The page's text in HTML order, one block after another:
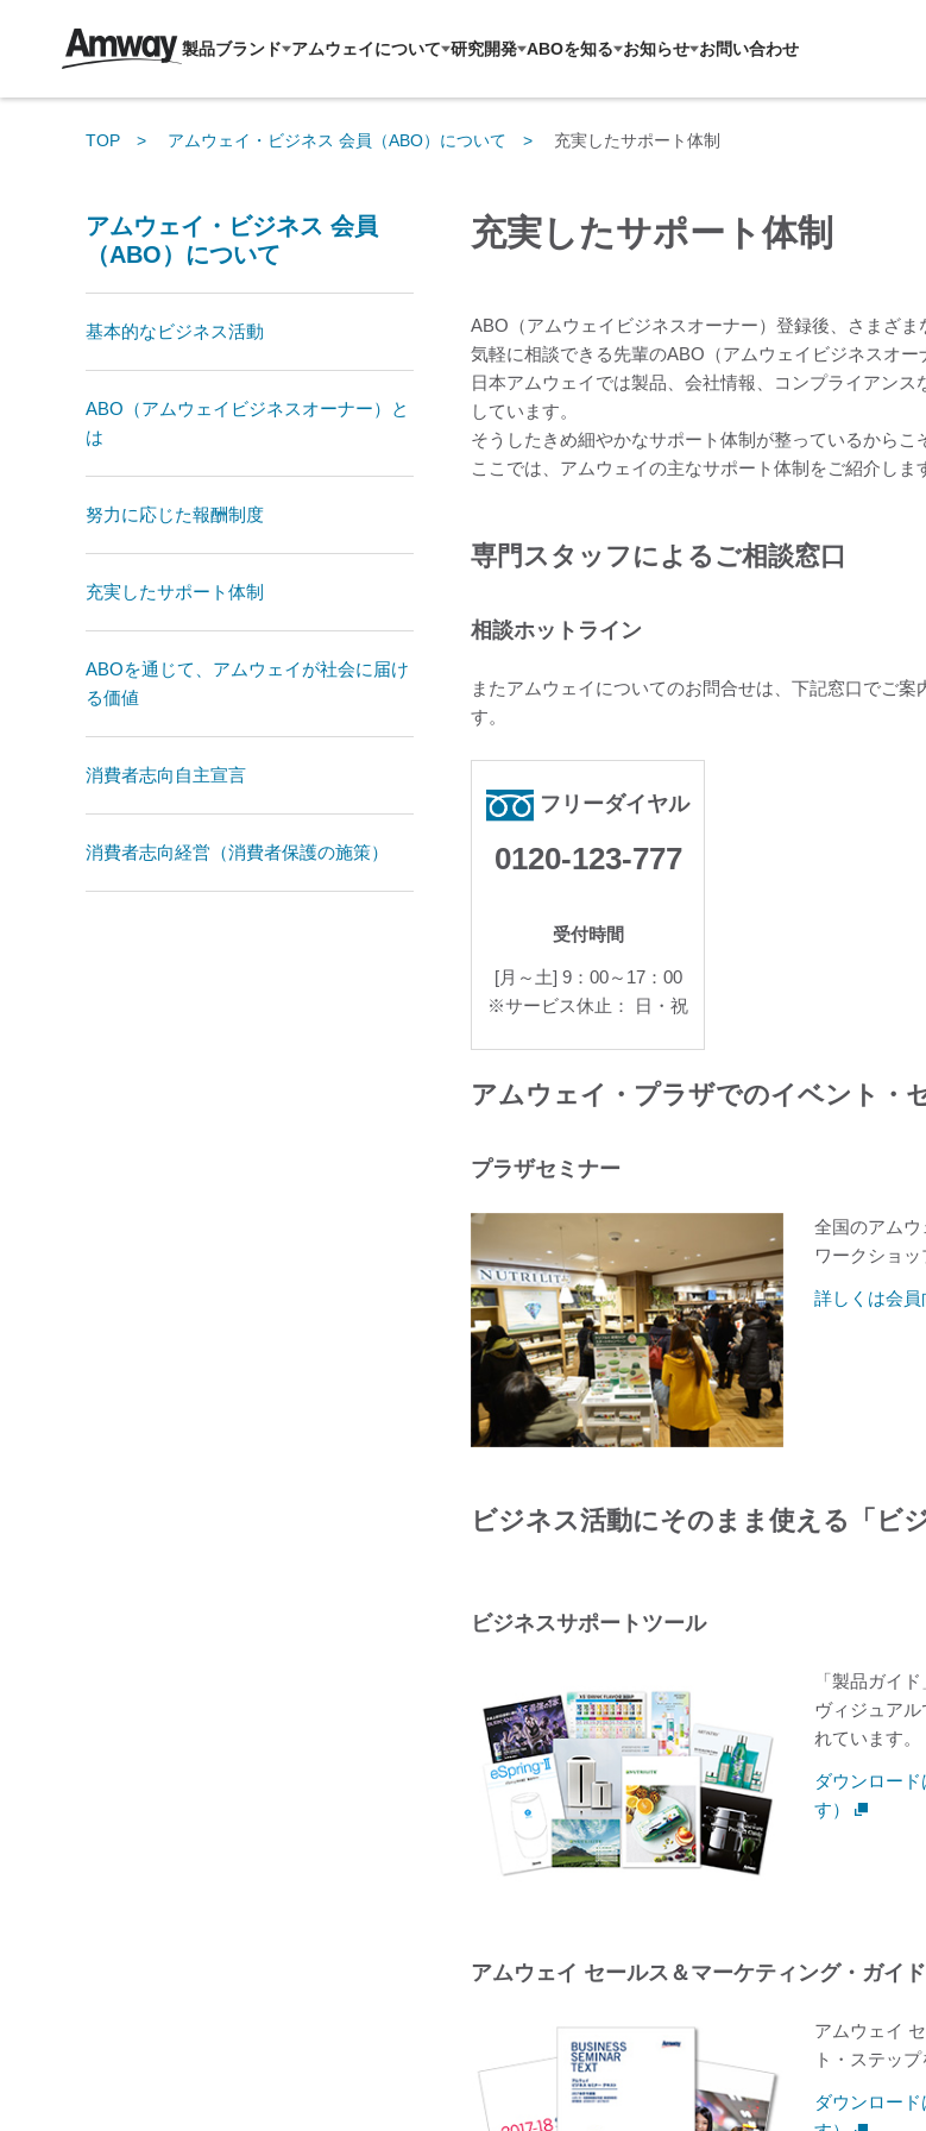
製品ブランド アムウェイについて 研究開発 ABOを知る お知らせ お問い合わせ
TOP アムウェイ・ビジネス 会員（ABO）について 充実したサポート体制
充実したサポート体制
ABO（アムウェイビジネスオーナー）登録後、さまざま
気軽に相談できる先輩のABO（アムウェイビジネスオー
日本アムウェイでは製品、会社情報、コンプライアン
しています。
そうしたきめ細やかなサポート体制が整っているから
ここでは、アムウェイの主なサポート体制をご紹介しま
専門スタッフによるご相談窓口
相談ホットライン
またアムウェイについてのお問合せは、下記窓口でご
す。
フリーダイヤル
0120-123-777
受付時間
[月～土] 9：00～17：00
※サービス休止： 日・祝
アムウェイ・プラザでのイベント・
プラザセミナー
全国のアムウ
ワークショッ
詳しくは会
ビジネス活動にそのまま使える「ビ
ビジネスサポートツール
「製品ガイ
ヴィジュア
れています。
ダウンロー
す）
アムウェイ セールス＆マーケティング・ガイド
アムウェイ
ト・ステッ
ダウンロー
アムウェイ・ビジネス 会員
（ABO）について
基本的なビジネス活動
ABO（アムウェイビジネスオーナー）と
は
努力に応じた報酬制度
充実したサポート体制
ABOを通じて、アムウェイが社会に届け
る価値
消費者志向自主宣言
消費者志向経営（消費者保護の施策）